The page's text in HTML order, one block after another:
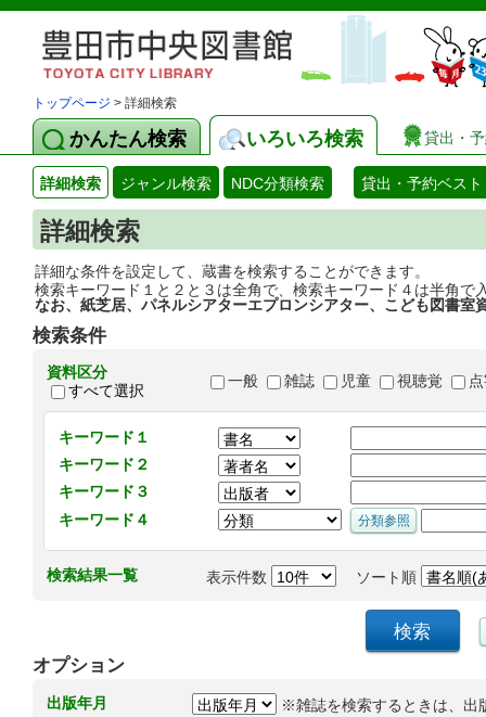
トップページ > 詳細検索
かんたん検索 いろいろ検索 貸出・
詳細検索 ジャンル検索 NDC分類検索 貸出・予約ベスト
詳細検索
詳細な条件を設定して、蔵書を検索することができます。
検索キーワード１と２と３は全角で、検索キーワード４は半角で
なお、紙芝居、パネルシアターエプロンシアター、こども図書室
検索条件
資料区分
すべて選択
一般 雑誌 児童 視聴覚
キーワード１
キーワード２
キーワード３
キーワード４
検索結果一覧 表示件数 ソート順
オプション
出版年月
※雑誌を検索するときは、出